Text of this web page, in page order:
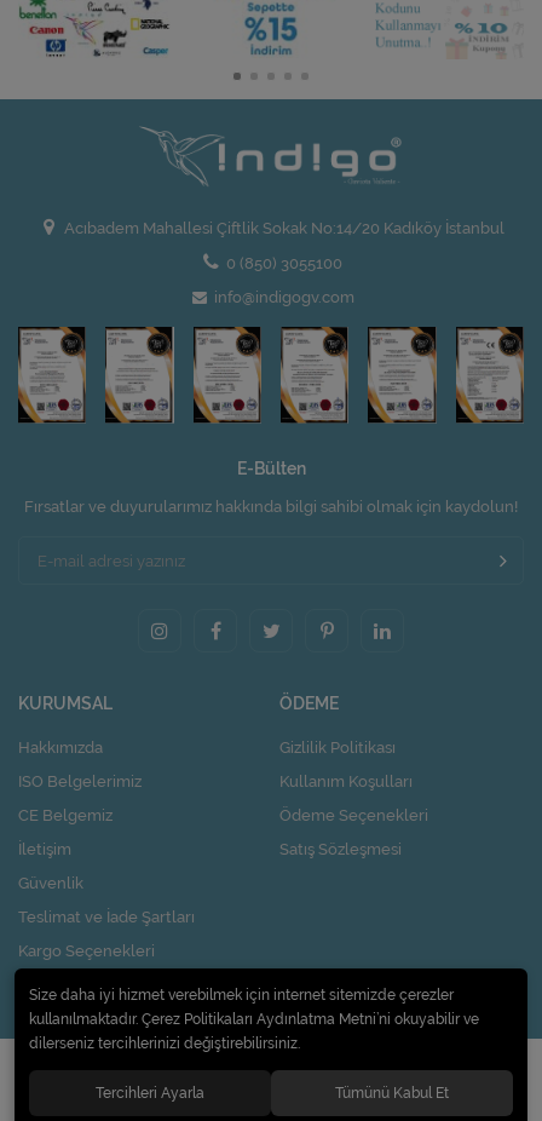
Acıbadem Mahallesi Çiftlik Sokak No:14/20 Kadıköy İstanbul
0 (850) 3055100
info@indigogv.com
E-Bülten
Fırsatlar ve duyurularımız hakkında bilgi sahibi olmak için kaydolun!
KURUMSAL
Hakkımızda
ISO Belgelerimiz
CE Belgemiz
İletişim
Güvenlik
Teslimat ve İade Şartları
Kargo Seçenekleri
Nasıl Kupon Kazanırım?
ÖDEME
Gizlilik Politikası
Kullanım Koşulları
Ödeme Seçenekleri
Satış Sözleşmesi
© 2020Pi Design İç ve Dış Ticaret Limited Şirketi. Tüm hakları saklıdır.
Size daha iyi hizmet verebilmek için internet sitemizde çerezler
kullanılmaktadır. Çerez Politikaları Aydınlatma Metni’ni okuyabilir ve
dilerseniz tercihlerinizi değiştirebilirsiniz.
Tercihleri Ayarla Tümünü Kabul Et